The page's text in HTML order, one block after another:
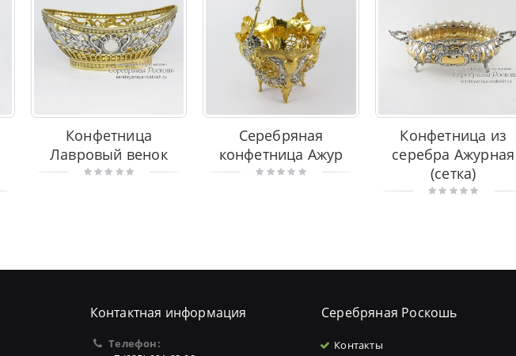
Конфетница
Лавровый венок
Серебряная
конфетница Ажур
Конфетница из
серебра Ажурная
(сетка)
Контактная информация
Телефон:
Серебряная Роскошь
Контакты